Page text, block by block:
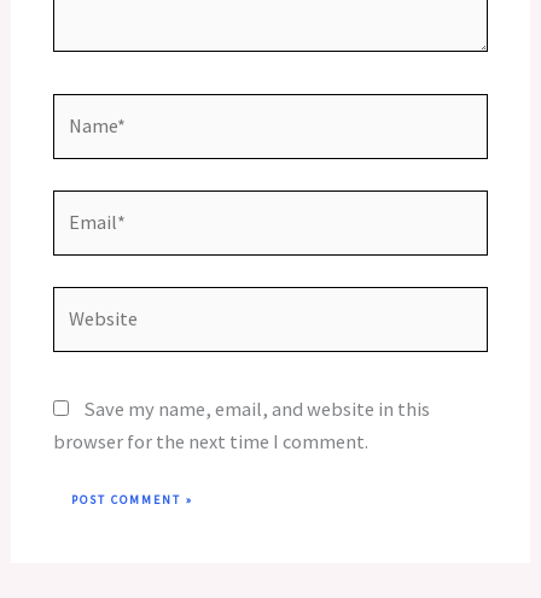
Save my name, email, and website in this
browser for the next time I comment.